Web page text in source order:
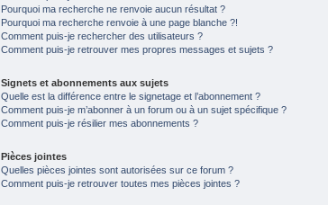
Pourquoi ma recherche ne renvoie aucun résultat ?
Pourquoi ma recherche renvoie à une page blanche ?!
Comment puis-je rechercher des utilisateurs ?
Comment puis-je retrouver mes propres messages et sujets ?
Signets et abonnements aux sujets
Quelle est la différence entre le signetage et l’abonnement ?
Comment puis-je m’abonner à un forum ou à un sujet spécifique ?
Comment puis-je résilier mes abonnements ?
Pièces jointes
Quelles pièces jointes sont autorisées sur ce forum ?
Comment puis-je retrouver toutes mes pièces jointes ?